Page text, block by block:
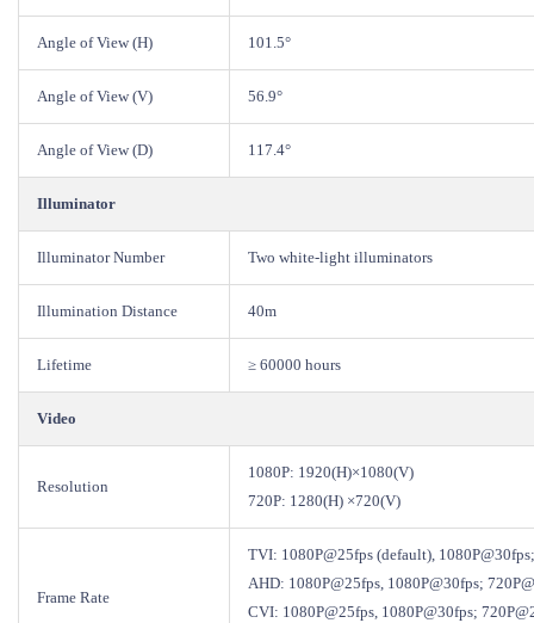
Angle of View (H) 101.5°
Angle of View (V) 56.9°
Angle of View (D) 117.4°
Illuminator
Illuminator Number Two white-light illuminators
Illumination Distance 40m
Lifetime ≥ 60000 hours
Video
Resolution
1080P: 1920(H)×1080(V)
720P: 1280(H) ×720(V)
Frame Rate
TVI: 1080P@25fps (default),
AHD: 1080P@25fps, 1080P@30fps;
CVI: 1080P@25fps, 1080P@30fps;